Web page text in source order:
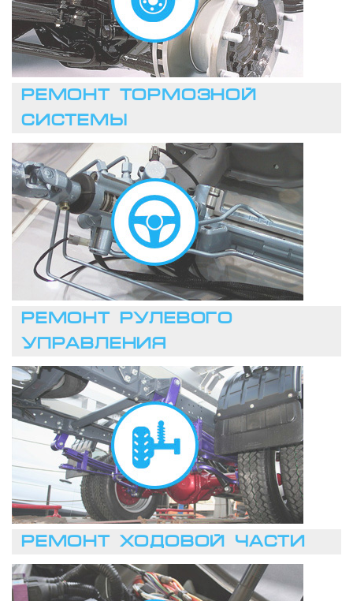
РЕМОНТ ТОРМОЗНОЙ
СИСТЕМЫ
ЗАПИСАТЬСЯ
РЕМОНТ РУЛЕВОГО
УПРАВЛЕНИЯ
ЗАПИСАТЬСЯ
РЕМОНТ ХОДОВОЙ ЧАСТИ